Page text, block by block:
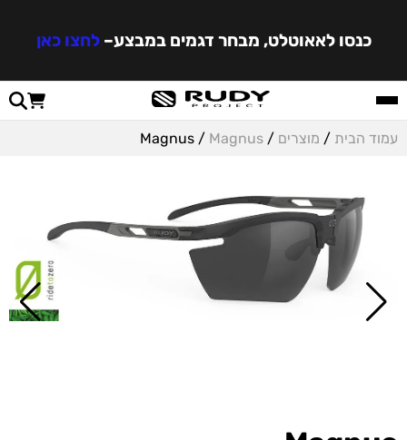
כנסו לאאוטלט, מבחר דגמים במבצע–לחצו כאן
עמוד הבית / מוצרים /
Magnus
/ Magnus